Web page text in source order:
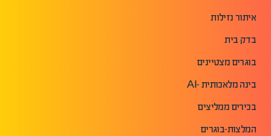
איתור נזילות
בדק בית
בוגרים מצטיינים
בינה מלאכותית -AI
בכירים ממליצים
המלצות-בוגרים